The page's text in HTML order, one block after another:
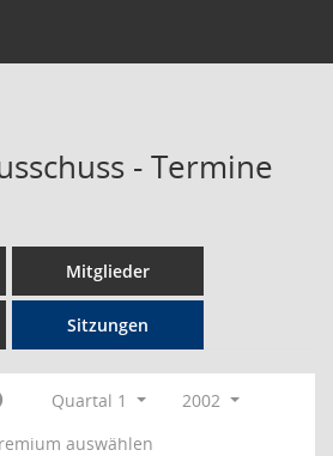
- Termine
Mitglieder
Sitzungen
Quartal 1
2002
auswählen